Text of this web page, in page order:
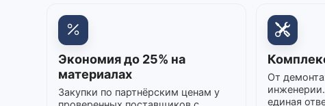
Экономия до 25% на
материалах
Закупки по партнёрским ценам у
От
единая